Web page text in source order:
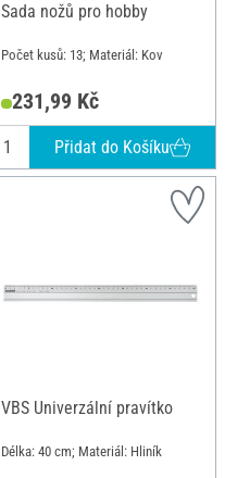
Sada nožů pro hobby
Počet kusů: 13; Materiál: Kov
231,99 Kč
Přidat do Košíku
VBS Univerzální pravítko
Délka: 40 cm; Materiál: Hliník